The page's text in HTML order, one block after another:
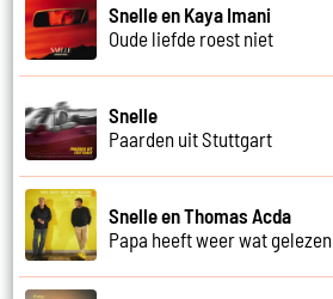
Snelle en Kaya Imani
Oude liefde roest niet
Snelle
Paarden uit Stuttgart
Snelle en Thomas Acda
Papa heeft weer wat gelezen